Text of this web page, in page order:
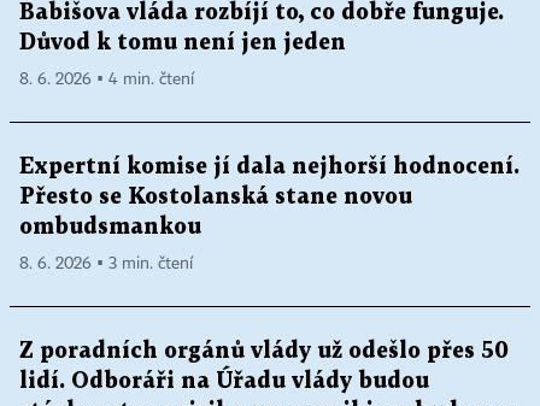
Babišova vláda rozbíjí to, co dobře funguje.
Důvod k tomu není jen jeden
8. 6. 2026 ▪ 4 min. čtení
Expertní komise jí dala nejhorší hodnocení.
Přesto se Kostolanská stane novou
ombudsmankou
8. 6. 2026 ▪ 3 min. čtení
Z poradních orgánů vlády už odešlo přes 50
lidí. Odboráři na Úřadu vlády budou